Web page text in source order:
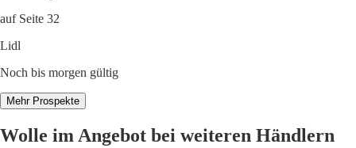
auf Seite 32
Lidl
Noch bis morgen gültig
Mehr Prospekte
Wolle im Angebot bei weiteren Händlern